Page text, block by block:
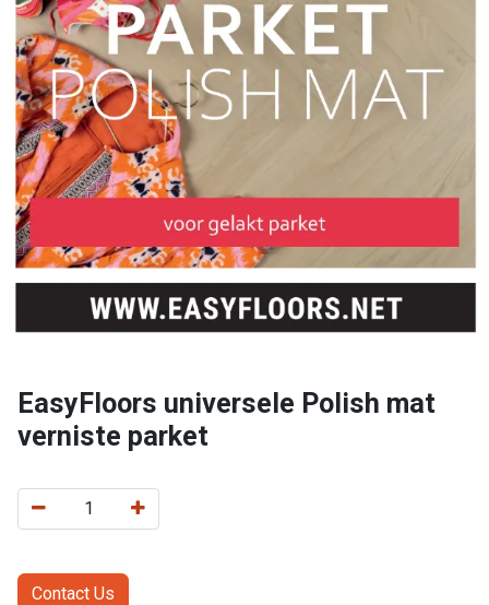
EasyFloors universele Polish mat
verniste parket
Contact Us